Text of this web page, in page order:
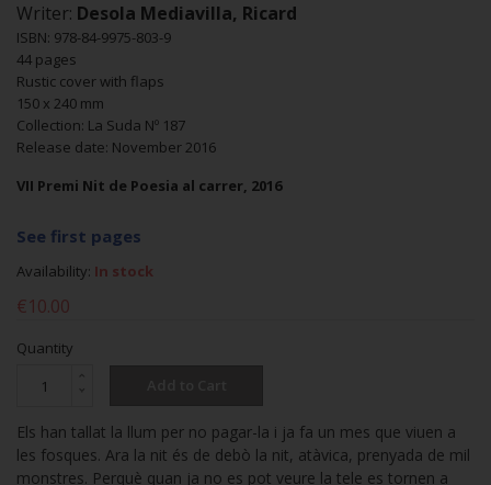
Writer: Desola Mediavilla, Ricard
ISBN: 978-84-9975-803-9
44 pages
Rustic cover with flaps
150 x 240 mm
Collection: La Suda Nº 187
Release date: November 2016
VII Premi Nit de Poesia al carrer, 2016
See first pages
Availability: In stock
€10.00
Quantity
Els han tallat la llum per no pagar-la i ja fa un mes que viuen a
les fosques. Ara la nit és de debò la nit, atàvica, prenyada de mil
monstres. Perquè quan ja no es pot veure la tele es tornen a